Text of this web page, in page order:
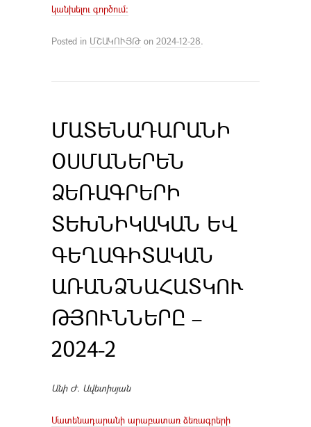
կանխելու գործում։
Posted in ՄՇԱԿՈՒՅԹ on 2024-12-28.
ՄԱՏԵՆԱԴԱՐԱՆԻ
ՕՍՄԱՆԵՐԵՆ
ՁԵՌԱԳՐԵՐԻ
ՏԵԽՆԻԿԱԿԱՆ ԵՎ
ԳԵՂԱԳԻՏԱԿԱՆ
ԱՌԱՆՁՆԱՀԱՏԿՈՒ
ԹՅՈՒՆՆԵՐԸ –
2024-2
Անի Ժ. Ավետիսյան
Մատենադարանի արաբատառ ձեռագրերի